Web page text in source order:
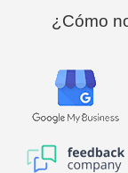
¿Cómo